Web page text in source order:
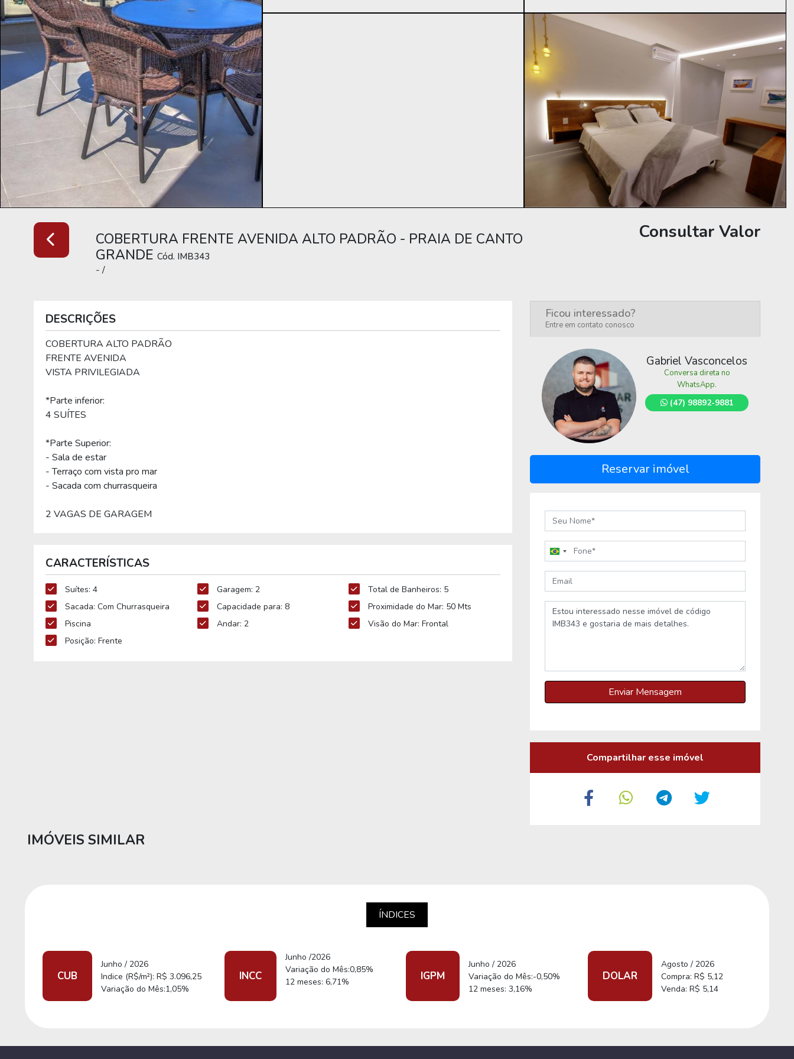
COBERTURA FRENTE AVENIDA ALTO PADRÃO - PRAIA DE CANTO
GRANDE Cód. IMB343
- /
Consultar Valor
DESCRIÇÕES
COBERTURA ALTO PADRÃO
FRENTE AVENIDA
VISTA PRIVILEGIADA
*Parte inferior:
4 SUÍTES
*Parte Superior:
- Sala de estar
- Terraço com vista pro mar
- Sacada com churrasqueira
2 VAGAS DE GARAGEM
CARACTERÍSTICAS
Suítes: 4 Garagem: 2
Total de Banheiros: 5
Sacada: Com Churrasqueira
Capacidade para: 8
Proximidade do Mar: 50 Mts
Piscina
Andar: 2
Visão do Mar: Frontal
Posição: Frente
Ficou interessado?
Entre em contato conosco
Gabriel Vasconcelos
Conversa direta no
WhatsApp.
(47) 98892-9881
Reservar imóvel
Brazil
+55
Enviar Mensagem
Compartilhar esse imóvel
IMÓVEIS SIMILAR
ÍNDICES
CUB
Junho / 2026
Indice (R$/m²): R$ 3.096,25
Variação do Mês:1,05%
INCC
Junho /2026
Variação do Mês:0,85%
12 meses: 6,71%
IGPM
Junho / 2026
Variação do Mês:-0,50%
12 meses: 3,16%
DOLAR
Agosto / 2026
Compra: R$ 5,12
Venda: R$ 5,14